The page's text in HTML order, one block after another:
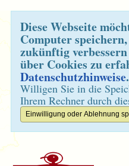
Diese Webseite
Computer
zukünftig
über Cookies zu
Datenschutzhinweise.
Willigen Sie in die
Ihrem Rechner durch